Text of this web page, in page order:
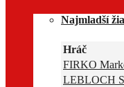
Najmladší
Hráč
FIRKO
LEBLOCH